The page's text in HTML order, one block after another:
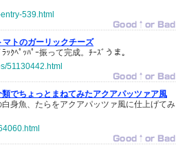
539.html
トのガーリックチーズ
ｸﾍﾟｯﾊﾟｰ振って完成。ﾁｰｽﾞうま。
51130442.html
類でちょっとまねてみたアクアパッツァア風
身魚、たらをアクアパッツァ風に仕上げてみ